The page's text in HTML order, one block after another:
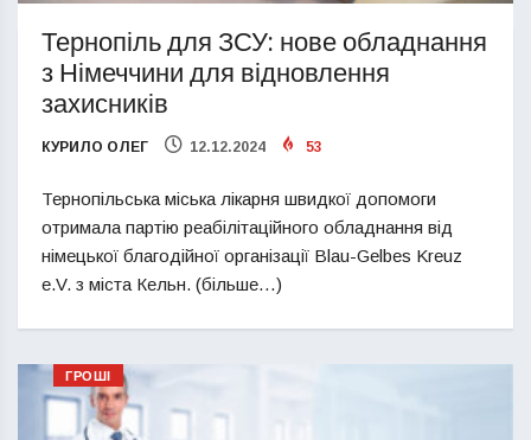
Тернопіль для ЗСУ: нове обладнання
з Німеччини для відновлення
захисників
КУРИЛО ОЛЕГ 12.12.2024 53
Тернопільська міська лікарня швидкої допомоги
отримала партію реабілітаційного обладнання від
німецької благодійної організації Blau-Gelbes Kreuz
e.V. з міста Кельн. (більше…)
ГРОШІ